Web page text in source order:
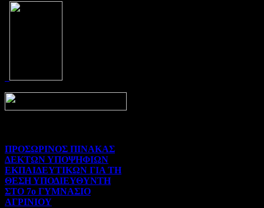
ΠΡΟΣΩΡΙΝΟΣ ΠΙΝΑΚΑΣ
ΔΕΚΤΩΝ ΥΠΟΨΗΦΙΩΝ
ΕΚΠΑΙΔΕΥΤΙΚΩΝ ΓΙΑ ΤΗ
ΘΕΣΗ ΥΠΟΔΙΕΥΘΥΝΤΗ
ΣΤΟ 7ο ΓΥΜΝΑΣΙΟ
ΑΓΡΙΝΙΟΥ